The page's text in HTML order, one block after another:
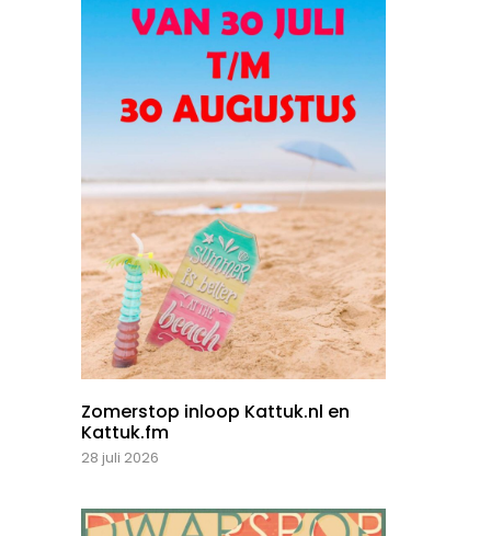
Zomerstop inloop Kattuk.nl en
Kattuk.fm
28 juli 2026